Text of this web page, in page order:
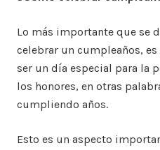
Lo más importante que se
celebrar un cumpleaños,
ser un día especial para la
los honores, en otras
cumpliendo años.
Esto es un aspecto